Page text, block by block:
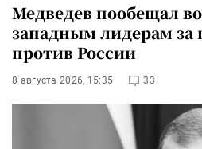
Медведев пообещал
западным лидерам за
против России
8 августа 2026, 15:35 33